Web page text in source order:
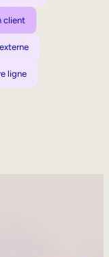
client
ligne